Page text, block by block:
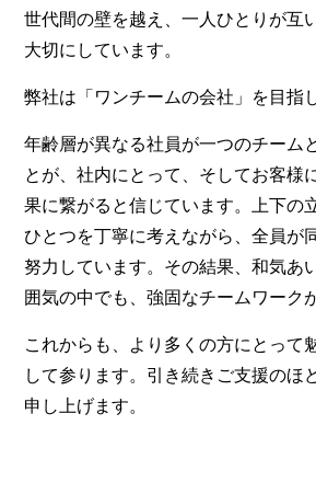
世代間の壁を越え、一人ひとりが互
大切にしています。
弊社は「ワンチームの会社」を目指
年齢層が異なる社員が一つのチーム
とが、社内にとって、そしてお客様
果に繋がると信じています。上下の
ひとつを丁寧に考えながら、全員が
努力しています。その結果、和気あ
囲気の中でも、強固なチームワーク
これからも、より多くの方にとって
して参ります。引き続きご支援のほ
申し上げます。